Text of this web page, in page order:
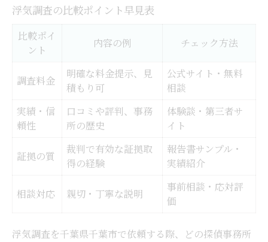
浮気調査の比較ポイント早見表
比較ポイ
ント
内容の例 チェック方法
調査料金
明確な料金提示、見
積もり可
公式サイト・無料
相談
実績・信
頼性
口コミや評判、事務
所の歴史
体験談・第三者サ
イト
証拠の質
裁判で有効な証拠取
得の経験
報告書サンプル・
実績紹介
相談対応 親切・丁寧な説明
事前相談・応対評
価
浮気調査を千葉県千葉市で依頼する際、どの探偵事務所